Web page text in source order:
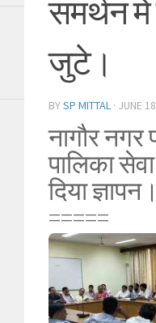
समर्थन
जुटे।
BYSP MITTAL · JUNE
नागौर
पालिका
दिया ज्ञापन।
=====